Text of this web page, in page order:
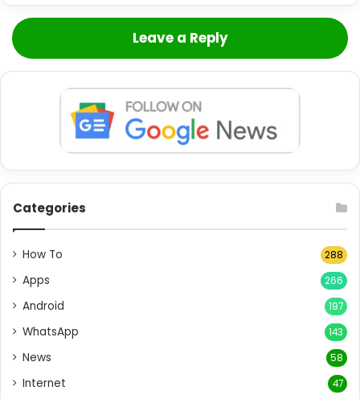
Leave a Reply
Categories
How To 288
Apps 266
Android 197
WhatsApp 143
News 58
Internet 47